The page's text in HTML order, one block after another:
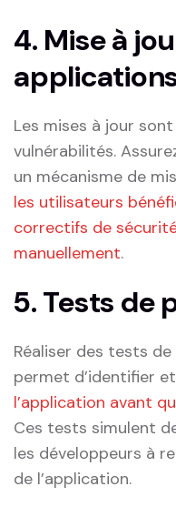
4. Mise‍ à
Les mises à jour
vulnérabilités.
un ‍mécanisme de
les ‍utilisateurs
correctifs de
⁤manuellement.
5. Tests de
Réaliser⁤ des tests
permet d’identifier et
l’application avant
Ces tests simulent
les développeurs à
de l’application.